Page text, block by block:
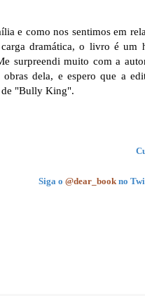
e como nos sentimos em
dramática, o livro é um
surpreendi muito com a
dela, e espero que a
de "Bully King".
Siga o@dear_book no